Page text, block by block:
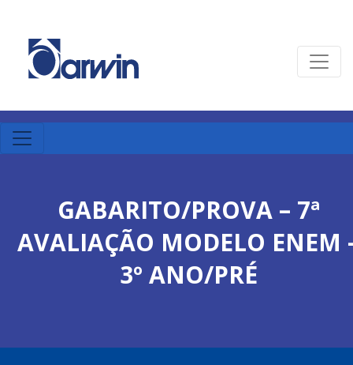
GABARITO/PROVA – 7ª
AVALIAÇÃO MODELO ENEM
3º ANO/PRÉ